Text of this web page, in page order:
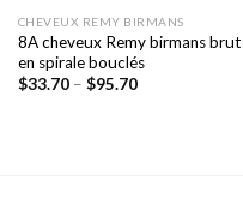
CHEVEUX REMY BIRMANS
8A cheveux Remy birmans
en spirale bouclés
$33.70– $95.70